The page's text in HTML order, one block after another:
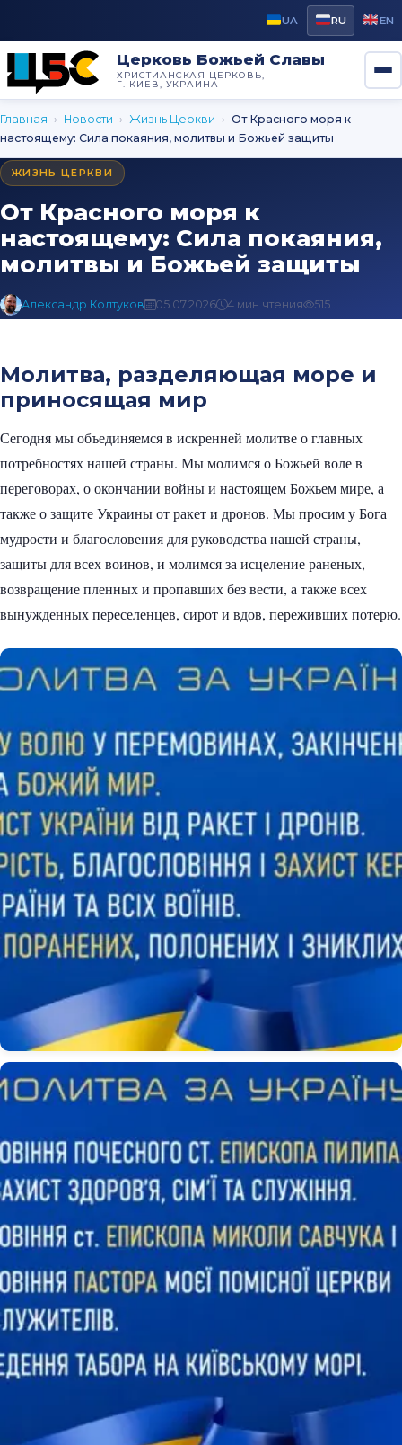
UA RU EN
Церковь Божьей Славы
ХРИСТИАНСКАЯ ЦЕРКОВЬ,
Г. КИЕВ, УКРАИНА
Главная › Новости › Жизнь Церкви › От Красного моря к
настоящему: Сила покаяния, молитвы и Божьей защиты
ЖИЗНЬ ЦЕРКВИ
От Красного моря к
настоящему: Сила покаяния,
молитвы и Божьей защиты
Александр Колтуков 05.07.2026 4 мин чтения 515
Молитва, разделяющая море и
приносящая мир
Сегодня мы объединяемся в искренней молитве о главных
потребностях нашей страны. Мы молимся о Божьей воле в
переговорах, о окончании войны и настоящем Божьем мире, а
также о защите Украины от ракет и дронов. Мы просим у Бога
мудрости и благословения для руководства нашей страны,
защиты для всех воинов, и молимся за исцеление раненых,
возвращение пленных и пропавших без вести, а также всех
вынужденных переселенцев, сирот и вдов, переживших потерю.